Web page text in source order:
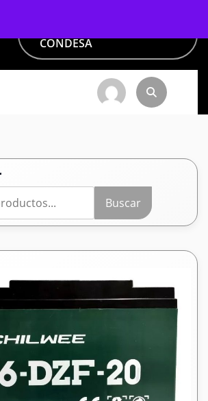
CONDESA
Buscar